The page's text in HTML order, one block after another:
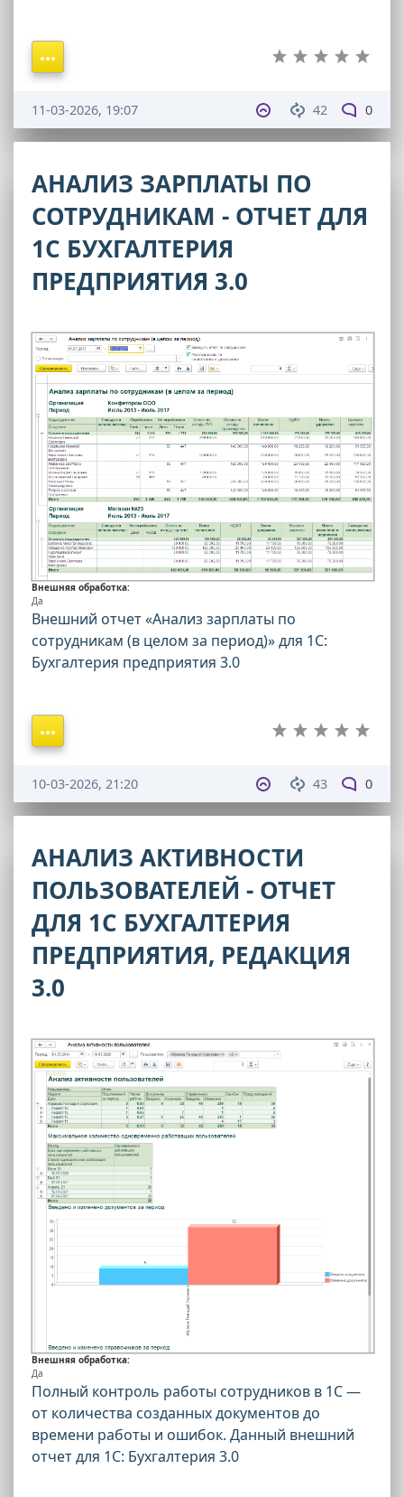
42 0
11-03-2026, 19:07
АНАЛИЗ ЗАРПЛАТЫ ПО
СОТРУДНИКАМ - ОТЧЕТ ДЛЯ
1С БУХГАЛТЕРИЯ
ПРЕДПРИЯТИЯ 3.0
Внешняя обработка:
Да
Внешний отчет «Анализ зарплаты по
сотрудникам (в целом за период)» для 1С:
Бухгалтерия предприятия 3.0
43 0
10-03-2026, 21:20
АНАЛИЗ АКТИВНОСТИ
ПОЛЬЗОВАТЕЛЕЙ - ОТЧЕТ
ДЛЯ 1С БУХГАЛТЕРИЯ
ПРЕДПРИЯТИЯ, РЕДАКЦИЯ
3.0
Внешняя обработка:
Да
Полный контроль работы сотрудников в 1С —
от количества созданных документов до
времени работы и ошибок. Данный внешний
отчет для 1С: Бухгалтерия 3.0